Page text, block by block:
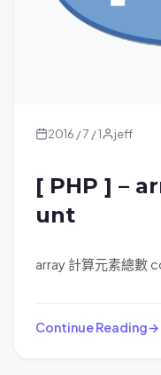
2016 / 7 / 1 jeff
[ PHP ] –
unt
array 計算元素總數
Continue Reading